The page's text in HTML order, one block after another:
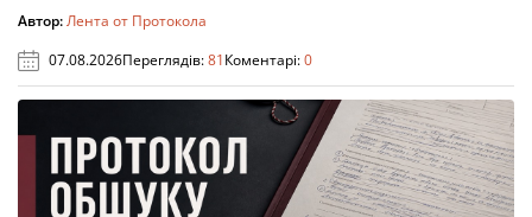
Автор:Лента от Протокола
07.08.2026Переглядів:81Коментарі:0